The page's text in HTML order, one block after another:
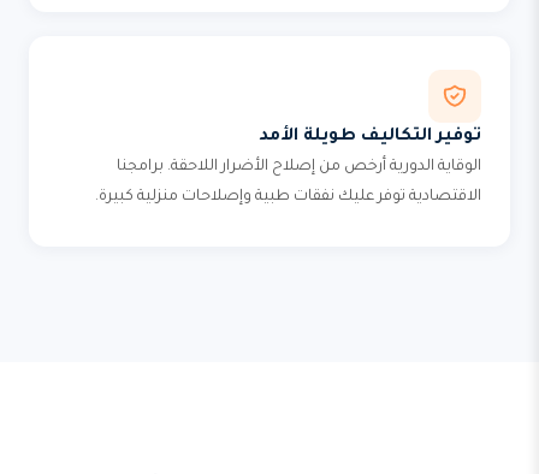
توفير التكاليف طويلة الأمد
الوقاية الدورية أرخص من إصلاح الأضرار اللاحقة. برامجنا
الاقتصادية توفر عليك نفقات طبية وإصلاحات منزلية كبيرة.